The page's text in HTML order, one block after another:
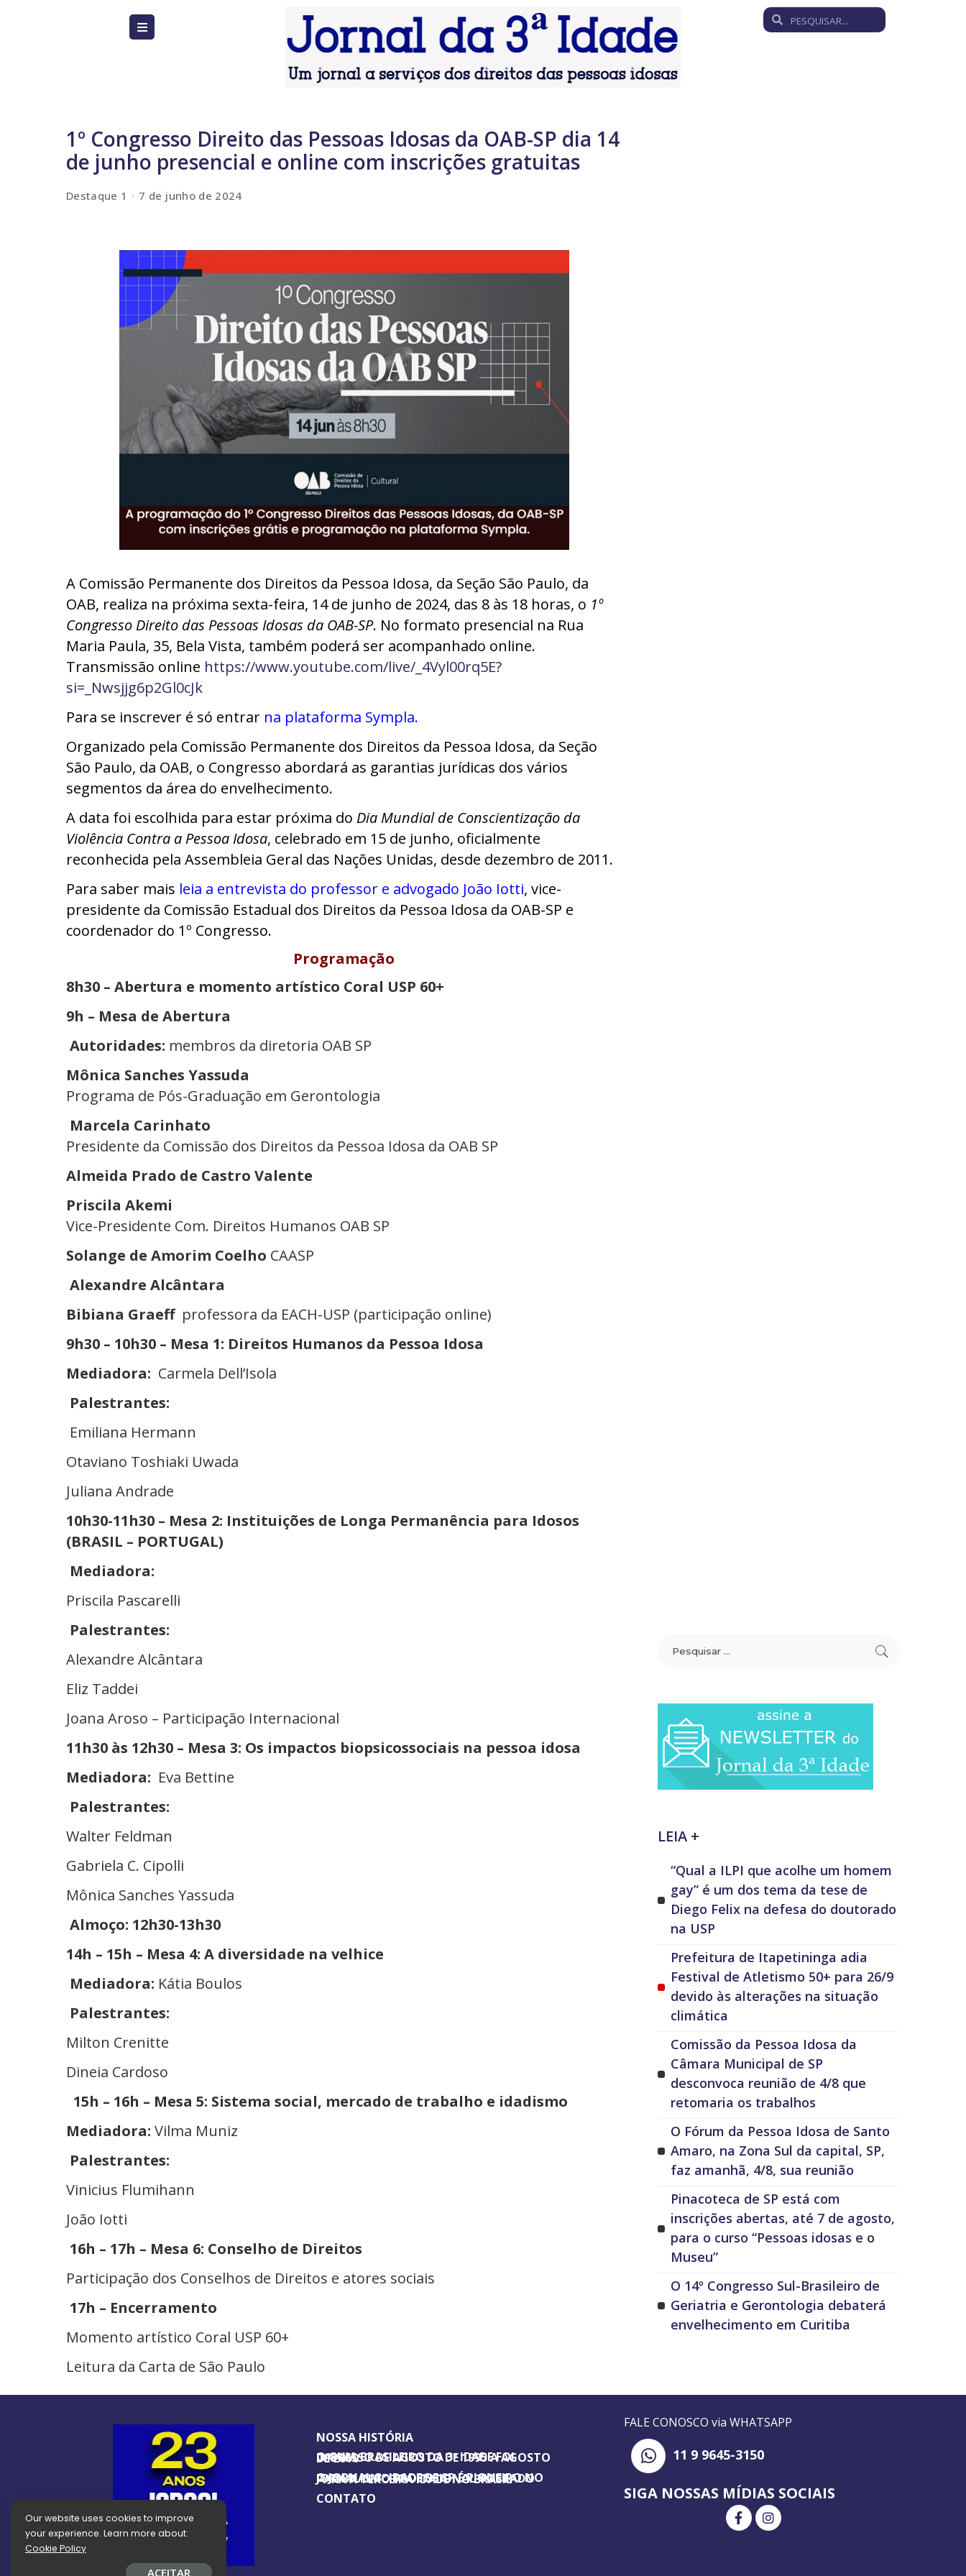
1º Congresso Direito das Pessoas Idosas da OAB-SP dia 14
de junho presencial e online com inscrições gratuitas
Destaque 1 7 de junho de 2024
A Comissão Permanente dos Direitos da Pessoa Idosa, da Seção São Paulo, da
OAB, realiza na próxima sexta-feira, 14 de junho de 2024, das 8 às 18 horas, o 1º
Congresso Direito das Pessoas Idosas da OAB-SP. No formato presencial na Rua
Maria Paula, 35, Bela Vista, também poderá ser acompanhado online.
Transmissão online https://www.youtube.com/live/_4Vyl00rq5E?
si=_Nwsjjg6p2Gl0cJk
Para se inscrever é só entrar na plataforma Sympla.
Organizado pela Comissão Permanente dos Direitos da Pessoa Idosa, da Seção
São Paulo, da OAB, o Congresso abordará as garantias jurídicas dos vários
segmentos da área do envelhecimento.
A data foi escolhida para estar próxima do Dia Mundial de Conscientização da
Violência Contra a Pessoa Idosa, celebrado em 15 de junho, oficialmente
reconhecida pela Assembleia Geral das Nações Unidas, desde dezembro de 2011.
Para saber mais leia a entrevista do professor e advogado João Iotti, vice-
presidente da Comissão Estadual dos Direitos da Pessoa Idosa da OAB-SP e
coordenador do 1º Congresso.
Programação
8h30 – Abertura e momento artístico Coral USP 60+
9h – Mesa de Abertura
Autoridades: membros da diretoria OAB SP
Mônica Sanches Yassuda
Programa de Pós-Graduação em Gerontologia
Marcela Carinhato
Presidente da Comissão dos Direitos da Pessoa Idosa da OAB SP
Almeida Prado de Castro Valente
Priscila Akemi
Vice-Presidente Com. Direitos Humanos OAB SP
Solange de Amorim Coelho CAASP
Alexandre Alcântara
Bibiana Graeff professora da EACH-USP (participação online)
9h30 – 10h30 – Mesa 1: Direitos Humanos da Pessoa Idosa
Mediadora: Carmela Dell’Isola
Palestrantes:
Emiliana Hermann
Otaviano Toshiaki Uwada
Juliana Andrade
10h30-11h30 – Mesa 2: Instituições de Longa Permanência para Idosos
(BRASIL – PORTUGAL)
Mediadora:
Priscila Pascarelli
Palestrantes:
Alexandre Alcântara
Eliz Taddei
Joana Aroso – Participação Internacional
11h30 às 12h30 – Mesa 3: Os impactos biopsicossociais na pessoa idosa
Mediadora: Eva Bettine
Palestrantes:
Walter Feldman
Gabriela C. Cipolli
Mônica Sanches Yassuda
Almoço: 12h30-13h30
14h – 15h – Mesa 4: A diversidade na velhice
Mediadora: Kátia Boulos
Palestrantes:
Milton Crenitte
Dineia Cardoso
15h – 16h – Mesa 5: Sistema social, mercado de trabalho e idadismo
Mediadora: Vilma Muniz
Palestrantes:
Vinicius Flumihann
João Iotti
16h – 17h – Mesa 6: Conselho de Direitos
Participação dos Conselhos de Direitos e atores sociais
17h – Encerramento
Momento artístico Coral USP 60+
Leitura da Carta de São Paulo
LEIA +
“Qual a ILPI que acolhe um homem
gay” é um dos tema da tese de
Diego Felix na defesa do doutorado
na USP
Prefeitura de Itapetininga adia
Festival de Atletismo 50+ para 26/9
devido às alterações na situação
climática
Comissão da Pessoa Idosa da
Câmara Municipal de SP
desconvoca reunião de 4/8 que
retomaria os trabalhos
O Fórum da Pessoa Idosa de Santo
Amaro, na Zona Sul da capital, SP,
faz amanhã, 4/8, sua reunião
Pinacoteca de SP está com
inscrições abertas, até 7 de agosto,
para o curso “Pessoas idosas e o
Museu”
O 14º Congresso Sul-Brasileiro de
Geriatria e Gerontologia debaterá
envelhecimento em Curitiba
NOSSA HISTÓRIA
O GUIA BRASILEIRO DA 3ª IDADE FOI IMPRESSO DE AGOSTO DE 1995 A AGOSTO DE 2010
O JORNAL 3ª IDADE DE SP É PIONEIRO NO JORNALISMO PROFISSIONAL VOLTADO PARA A TERCEIRA IDADE NO BRASIL
CONTATO
FALE CONOSCO via WHATSAPP
11 9 9645-3150
SIGA NOSSAS MÍDIAS SOCIAIS
Our website uses cookies to improve
your experience. Learn more about:
Cookie Policy
ACEITAR